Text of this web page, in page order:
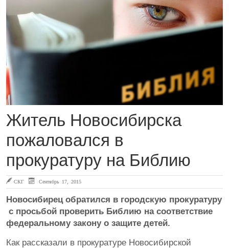
Житель Новосибирска
пожаловался в
прокуратуру на Библию
СКГ Сентябрь 17, 2015
Новосибирец обратился в городскую прокуратуру
с просьбой проверить Библию на соответствие
федеральному закону о защите детей.
Как рассказали в прокуратуре Новосибирской